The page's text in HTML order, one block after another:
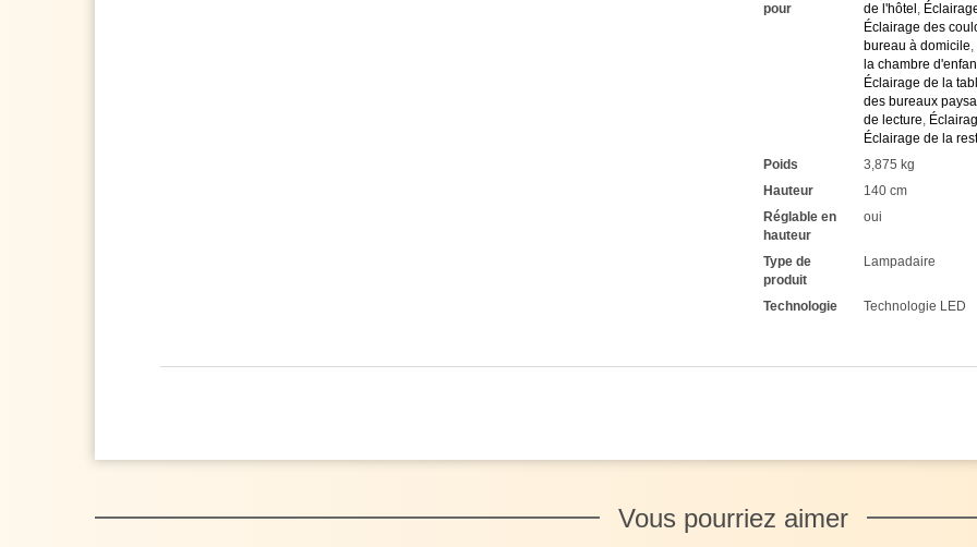
pour
de l'hôtel ,
Éclairage des
bureau à domicile,
la chambre
Éclairage de la
des bureaux
de lecture,
Éclairage de la
Poids
3,875 kg
Hauteur
140 cm
Réglable en
hauteur
oui
Type de
produit
Lampadaire
Technologie Technologie LED
Vous pourriez aimer